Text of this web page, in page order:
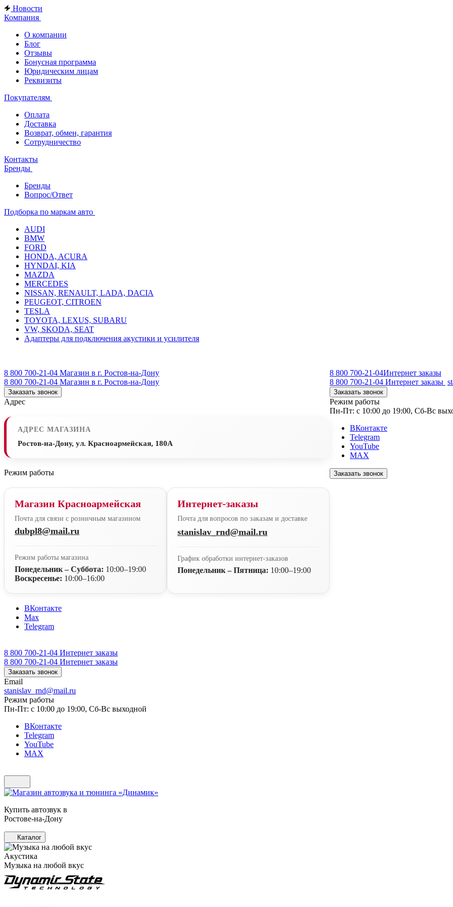
Новости
Компания
О компании
Блог
Отзывы
Бонусная программа
Юридическим лицам
Реквизиты
Покупателям
Оплата
Доставка
Возврат, обмен, гарантия
Сотрудничество
Контакты
Бренды
Бренды
Вопрос/Ответ
Подборка по маркам авто
AUDI
BMW
FORD
HONDA, ACURA
HYNDAI, KIA
MAZDA
MERCEDES
NISSAN, RENAULT, LADA, DACIA
PEUGEOT, CITROEN
TESLA
TOYOTA, LEXUS, SUBARU
VW, SKODA, SEAT
Адаптеры для подключения акустики и усилителя
8 800 700-21-04 Магазин в г. Ростов-на-Дону
8 800 700-21-04 Магазин в г. Ростов-на-Дону
Заказать звонок
Адрес
АДРЕС МАГАЗИНА
Ростов-на-Дону, ул. Красноармейская, 180А
Режим работы
Магазин Красноармейская
Почта для связи с розничным магазином
dubpl8@mail.ru
Режим работы магазина
Понедельник – Суббота: 10:00–19:00
Воскресенье: 10:00–16:00
Интернет-заказы
Почта для вопросов по заказам и доставке
stanislav_rnd@mail.ru
График обработки интернет-заказов
Понедельник – Пятница: 10:00–19:00
ВКонтакте
Max
Telegram
8 800 700-21-04 Интернет заказы
8 800 700-21-04 Интернет заказы
Заказать звонок
Email
stanislav_rnd@mail.ru
Режим работы
Пн-Пт: с 10:00 до 19:00, Сб-Вс выходной
ВКонтакте
Telegram
YouTube
MAX
8 800 700-21-04Интернет заказы
8 800 700-21-04 Интернет заказы
Заказать звонок
Режим работы
Пн-Пт: с 10:00 до 19:00, Сб-Вс
ВКонтакте
Telegram
YouTube
MAX
Заказать звонок
Купить автозвук в
Ростове-на-Дону
Каталог
Акустика
Музыка на любой вкус